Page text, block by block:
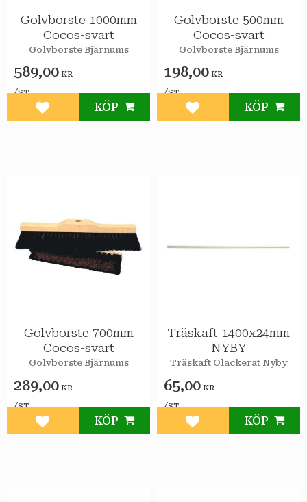
Golvborste 1000mm
Cocos-svart
Golvborste Bjärnums
589,00 KR
/ST
Lägg till i favoriter
KÖP
Golvborste 500mm
Cocos-svart
Golvborste Bjärnums
198,00 KR
/ST
Lägg till i favoriter
KÖP
Golvborste 700mm
Cocos-svart
Golvborste Bjärnums
289,00 KR
/ST
Lägg till i favoriter
KÖP
Träskaft 1400x24mm
NYBY
Träskaft Olackerat Nyby
65,00 KR
/ST
Lägg till i favoriter
KÖP